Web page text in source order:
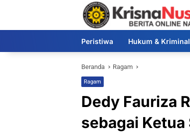
Peristiwa Hukum & Kriminal
Beranda Ragam
Ragam
Dedy Fauriza
sebagai